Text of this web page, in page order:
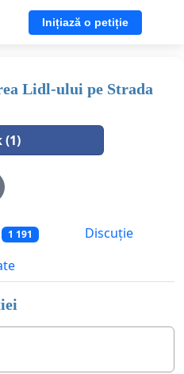
Inițiază o petiție
Lidl-ului pe Strada
(1)
1 191
Discuție